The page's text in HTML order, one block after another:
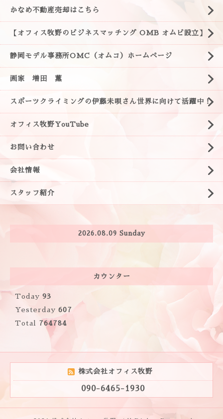
かなめ不動産売却はこちら
【オフィス牧野のビジネスマッチング OMB オムビ設立】
静岡モデル事務所OMC（オムコ）ホームページ
画家 増田 薫
スポーツクライミングの伊藤未唄さん世界に向けて活躍中！
オフィス牧野YouTube
お問い合わせ
会社情報
スタッフ紹介
2026.08.09 Sunday
カウンター
Today 93
Yesterday 607
Total 764784
株式会社オフィス牧野
090-6465-1930